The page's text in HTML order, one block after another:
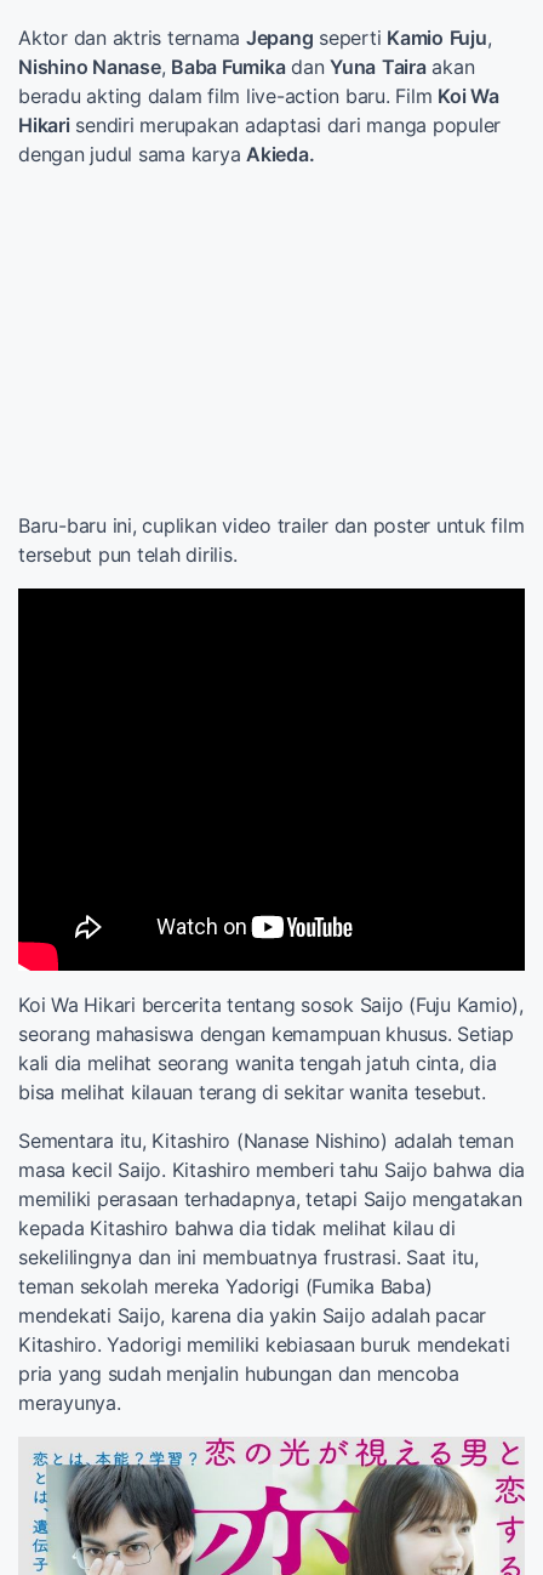
Aktor dan aktris ternama Jepang seperti Kamio Fuju,
Nishino Nanase, Baba Fumikadan Yuna Tairaakan
beradu akting dalam film live-action baru. Film Koi Wa
Hikari sendiri merupakan adaptasi dari manga populer
dengan judul sama karya Akieda.
Baru-baru ini, cuplikan video trailer dan poster untuk film
tersebut pun telah dirilis.
Koi Wa Hikari bercerita tentang sosok Saijo (Fuju Kamio),
seorang mahasiswa dengan kemampuan khusus. Setiap
kali dia melihat seorang wanita tengah jatuh cinta, dia
bisa melihat kilauan terang di sekitar wanita tesebut.
Sementara itu, Kitashiro (Nanase Nishino) adalah teman
masa kecil Saijo. Kitashiro memberi tahu Saijo bahwa dia
memiliki perasaan terhadapnya, tetapi Saijo mengatakan
kepada Kitashiro bahwa dia tidak melihat kilau di
sekelilingnya dan ini membuatnya frustrasi. Saat itu,
teman sekolah mereka Yadorigi (Fumika Baba)
mendekati Saijo, karena dia yakin Saijo adalah pacar
Kitashiro. Yadorigi memiliki kebiasaan buruk mendekati
pria yang sudah menjalin hubungan dan mencoba
merayunya.